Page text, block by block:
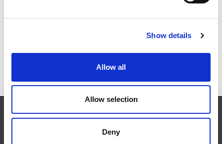
Show details
Allow all
Allow selection
Deny
とより強力なエンジン
EXTRUDE HONE